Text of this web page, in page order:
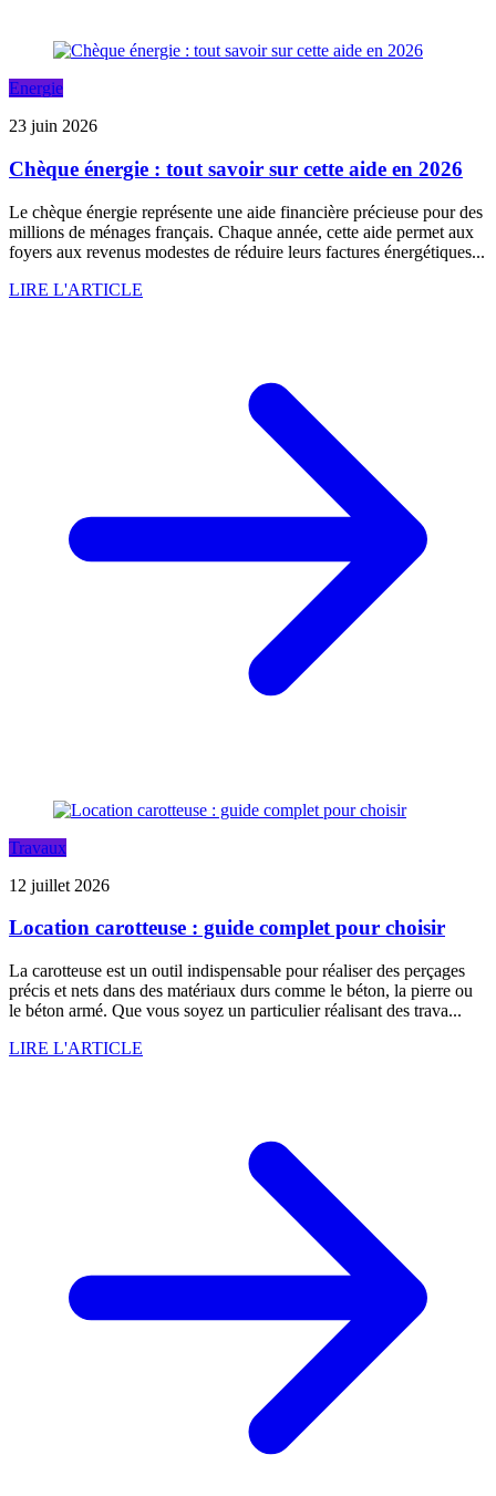
Energie
23 juin 2026
Chèque énergie : tout savoir sur cette aide en 2026
Le chèque énergie représente une aide financière précieuse pour des
millions de ménages français. Chaque année, cette aide permet aux
foyers aux revenus modestes de réduire leurs factures énergétiques...
LIRE L'ARTICLE
Travaux
12 juillet 2026
Location carotteuse : guide complet pour choisir
La carotteuse est un outil indispensable pour réaliser des perçages
précis et nets dans des matériaux durs comme le béton, la pierre ou
le béton armé. Que vous soyez un particulier réalisant des trava...
LIRE L'ARTICLE